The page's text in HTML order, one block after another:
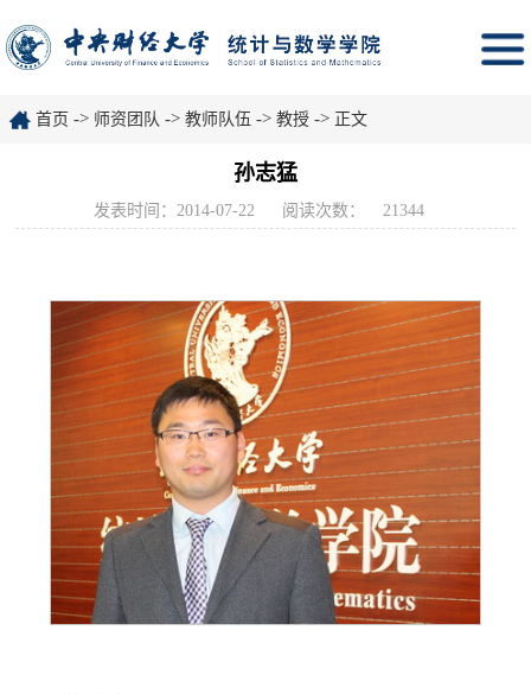
首页 -> 师资团队 -> 教师队伍 -> 教授 -> 正文
孙志猛
发表时间：2014-07-22 阅读次数： 21344